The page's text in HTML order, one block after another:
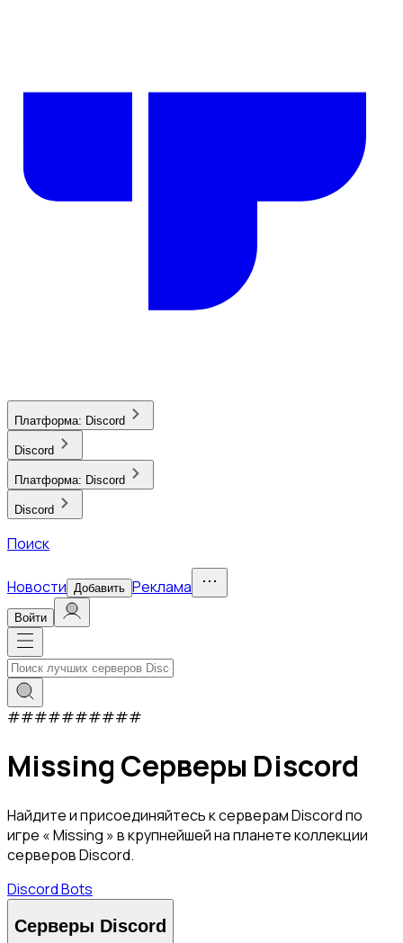
Платформа: Discord
Discord
Платформа: Discord
Discord
Поиск
Новости Добавить Реклама
Войти
##########
Missing Серверы Discord
Найдите и присоединяйтесь к серверам Discord по
игре « Missing » в крупнейшей на планете коллекции
серверов Discord.
Discord Bots
Серверы Discord